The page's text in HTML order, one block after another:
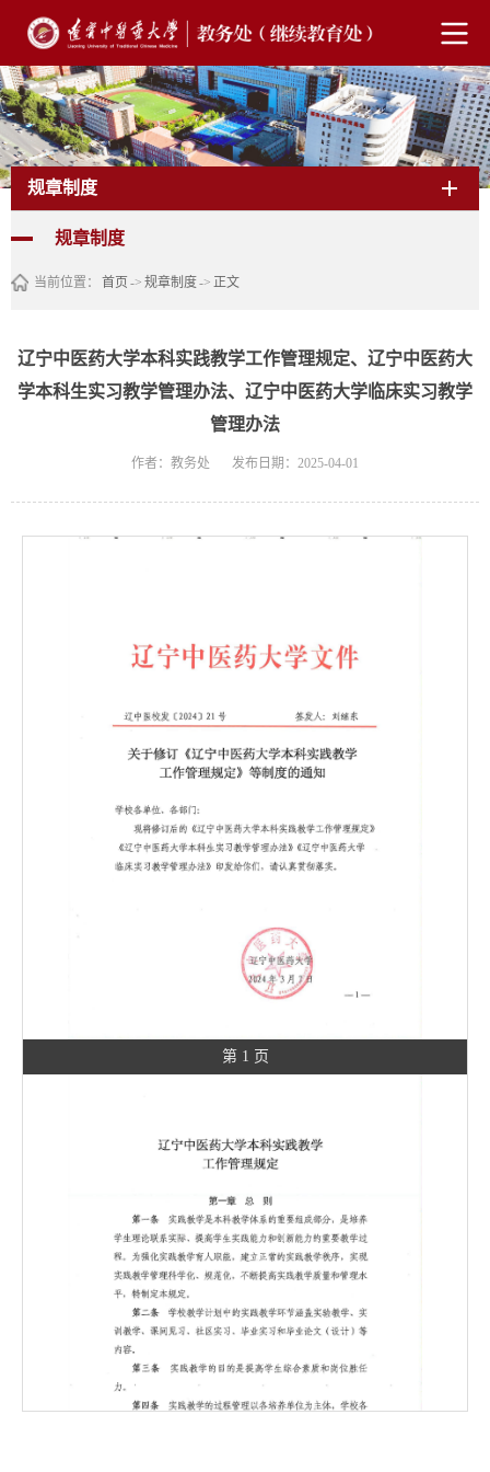
首页 机构设
置
规章制
度
办事指
南
下载专
区
教学名
师
信息公
开
规章制度
规章制度
当前位置： 首页-> 规章制度-> 正文
辽宁中医药大学本科实践教学工作管理规定、辽宁中医药大
学本科生实习教学管理办法、辽宁中医药大学临床实习教学
管理办法
作者：教务处 发布日期：2025-04-01
第 1 页